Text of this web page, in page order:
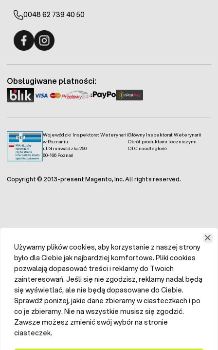
0048 62 739 40 50
Wojewódzki Inspektorat Weterynarii
w Poznaniu
ul. Grunwaldzka 250
60-166 Poznań
Główny Inspektorat Weterynarii
Obrót produktami leczniczymi
OTC na odległość
Obsługiwane płatności:
Copyright © 2013-present Magento, Inc. All rights reserved.
Używamy plików cookies, aby korzystanie z naszej strony
było dla Ciebie jak najbardziej komfortowe. Pliki cookies
pozwalają dopasować treści i reklamy do Twoich
zainteresowań. Jeśli się nie zgodzisz, reklamy nadal będą
się wyświetlać, ale nie będą dopasowane do Ciebie.
Sprawdź poniżej, jakie dane zbieramy w ciasteczkach i po
co je zbieramy. Nie na wszystkie musisz się zgodzić.
Zawsze możesz zmienić swój wybór na stronie
ciasteczek.